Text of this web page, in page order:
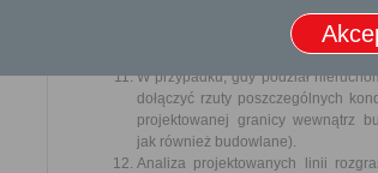
Mapa z projektem podziału.
Wykaz zmian gruntowych.
Wykaz synchronizacyjny, jeżeli
W przypadku, gdy podział
dołączyć rzuty poszczególnych
projektowanej granicy wewnątrz
jak również budowlane).
Analiza projektowanych linii